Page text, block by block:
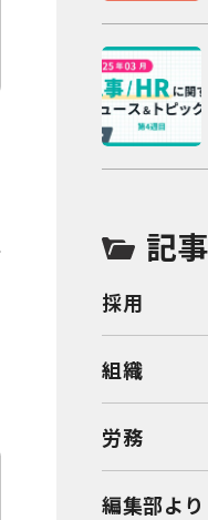
記
採用
組織
労務
編集部より